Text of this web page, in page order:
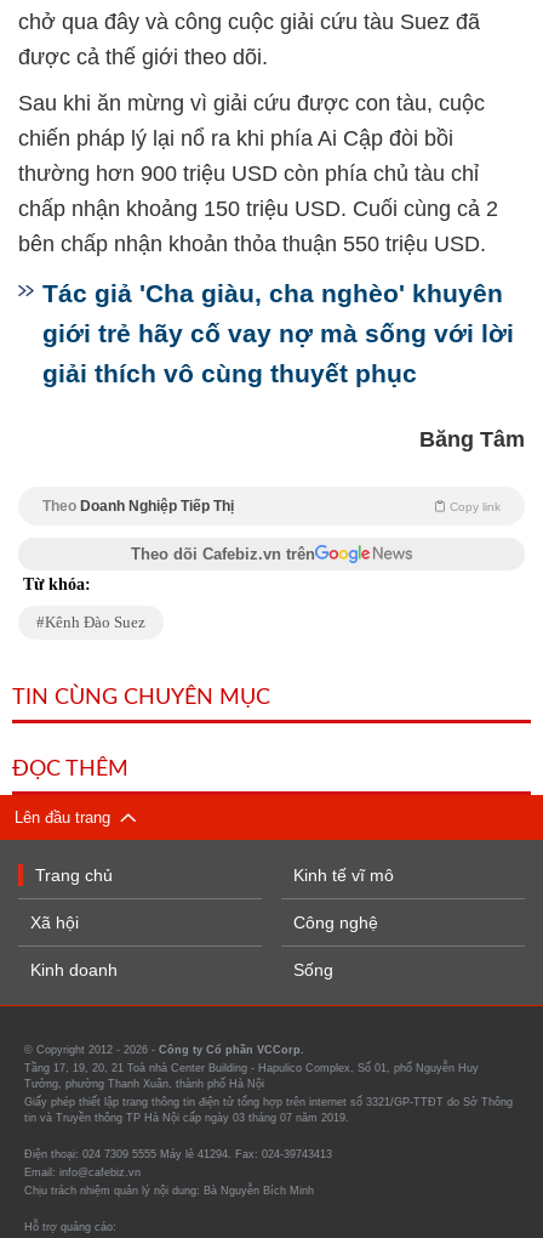
chở qua đây và công cuộc giải cứu tàu Suez đã
được cả thế giới theo dõi.
Sau khi ăn mừng vì giải cứu được con tàu, cuộc
chiến pháp lý lại nổ ra khi phía Ai Cập đòi bồi
thường hơn 900 triệu USD còn phía chủ tàu chỉ
chấp nhận khoảng 150 triệu USD. Cuối cùng cả 2
bên chấp nhận khoản thỏa thuận 550 triệu USD.
Tác giả 'Cha giàu, cha nghèo' khuyên
giới trẻ hãy cố vay nợ mà sống với lời
giải thích vô cùng thuyết phục
Băng Tâm
Theo Doanh Nghiệp Tiếp Thị Copy link
Theo dõi Cafebiz.vn trên
Từ khóa:
Kênh Đào Suez
TIN CÙNG CHUYÊN MỤC
ĐỌC THÊM
Lên đầu trang
Trang chủ
Xã hội
Kinh doanh
Kinh tế vĩ mô
Công nghệ
Sống
© Copyright 2012 - 2026 - Công ty Cổ phần VCCorp.
Tầng 17, 19, 20, 21 Toà nhà Center Building - Hapulico Complex, Số 01, phố Nguyễn Huy
Tưởng, phường Thanh Xuân, thành phố Hà Nội
Giấy phép thiết lập trang thông tin điện tử tổng hợp trên internet số 3321/GP-TTĐT do Sở Thông
tin và Truyền thông TP Hà Nội cấp ngày 03 tháng 07 năm 2019.
Điện thoại: 024 7309 5555 Máy lẻ 41294. Fax: 024-39743413
Email: info@cafebiz.vn
Chịu trách nhiệm quản lý nội dung: Bà Nguyễn Bích Minh
Hỗ trợ quảng cáo: